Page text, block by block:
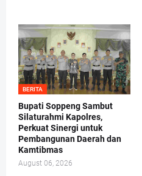
BERITA
Bupati Soppeng Sambut
Silaturahmi Kapolres,
Perkuat Sinergi untuk
Pembangunan Daerah dan
Kamtibmas
August 06, 2026